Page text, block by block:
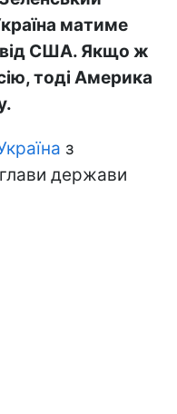
матиме
від США. Якщо ж
тоді Америка
з
держави